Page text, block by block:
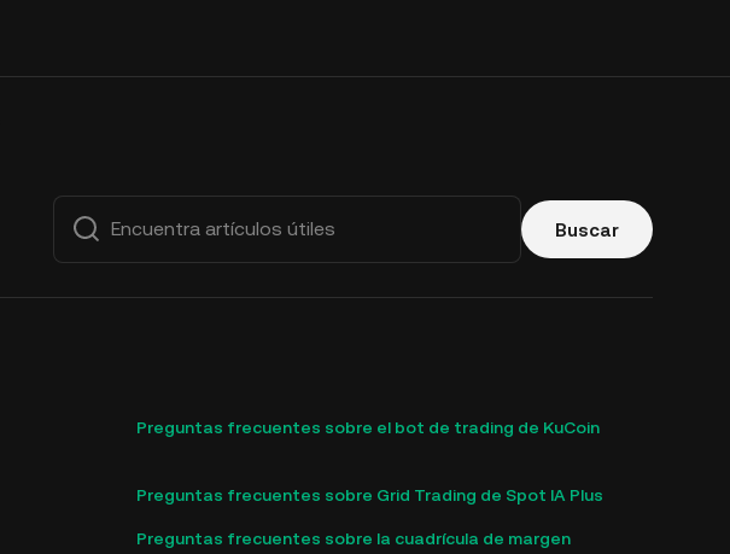
Buscar
Preguntas frecuentes sobre el bot de trading de KuCoin
Preguntas frecuentes sobre Grid Trading de Spot IA Plus
Preguntas frecuentes sobre la cuadrícula de margen